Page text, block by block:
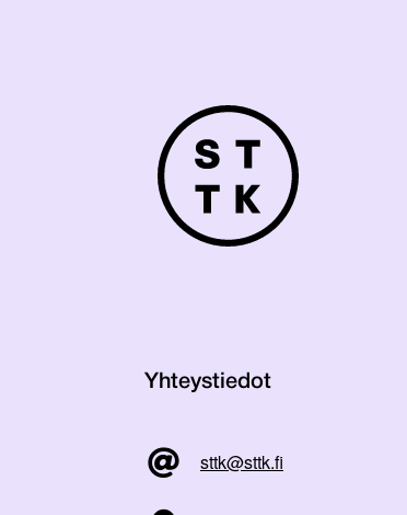
Yhteystiedot
sttk@sttk.fi